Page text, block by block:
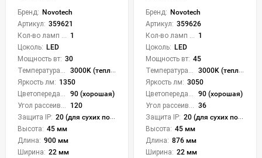
Бренд: Novotech
Артикул: 359621
1
Цоколь: LED
Мощность вт: 30
3000K (теплый), 4000K (нейтральный), 6000K (холодный), CCT механическое переключение
Яркость лм: 1350
90 (хорошая)
120
Защита IP: 20 (для сухих пом.)
Высота: 45 мм
Длина: 900 мм
Ширина: 22 мм
Бренд: Novotech
Артикул: 359626
1
Цоколь: LED
Мощность вт: 45
3000K (теплый), 4000K (нейтральный), 6000K (холодный), CCT механическое переключение
Яркость лм: 3050
90 (хорошая)
36
Защита IP: 20 (для сухих пом.)
Высота: 45 мм
Длина: 876 мм
Ширина: 22 мм